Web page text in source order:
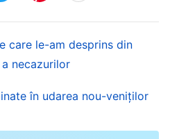
ta de către Mine va fi în
pe care o îndeplinești.
pentru Dumnezeu –
care le-am desprins din
necazurilor
în udarea nou-veniților